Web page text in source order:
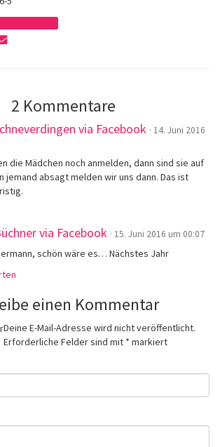
2 Kommentare
via Facebook · 14. Juni 2016
die Mädchen noch anmelden, dann sind sie auf
jemand absagt melden wir uns dann. Das ist
via Facebook · 15. Juni 2016 um 00:07
schön wäre es… Nächstes Jahr
einen Kommentar
Deine E-Mail-Adresse wird nicht veröffentlicht.
Erforderliche Felder sind mit * markiert